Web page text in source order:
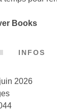
Books
INFOS
2026